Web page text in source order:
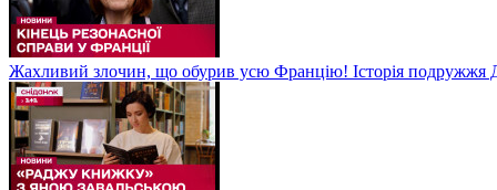
Жахливий злочин, що обурив усю Францію! Історія подружжя